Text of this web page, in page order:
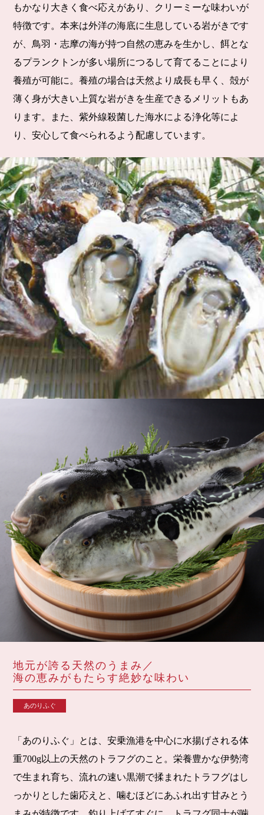
もかなり大きく食べ応えがあり、クリーミーな味わいが
特徴です。本来は外洋の海底に生息している岩がきです
が、鳥羽・志摩の海が持つ自然の恵みを生かし、餌とな
るプランクトンが多い場所につるして育てることにより
養殖が可能に。養殖の場合は天然より成長も早く、殻が
薄く身が大きい上質な岩がきを生産できるメリットもあ
ります。また、紫外線殺菌した海水による浄化等によ
り、安心して食べられるよう配慮しています。
地元が誇る天然のうまみ／
海の恵みがもたらす絶妙な味わい
あのりふぐ
「あのりふぐ」とは、安乗漁港を中心に水揚げされる体
重700g以上の天然のトラフグのこと。栄養豊かな伊勢湾
で生まれ育ち、流れの速い黒潮で揉まれたトラフグはし
っかりとした歯応えと、噛むほどにあふれ出す甘みとう